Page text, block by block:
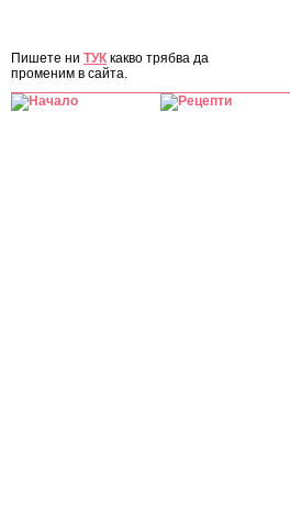
Пишете ни ТУК какво трябва да
променим в сайта.